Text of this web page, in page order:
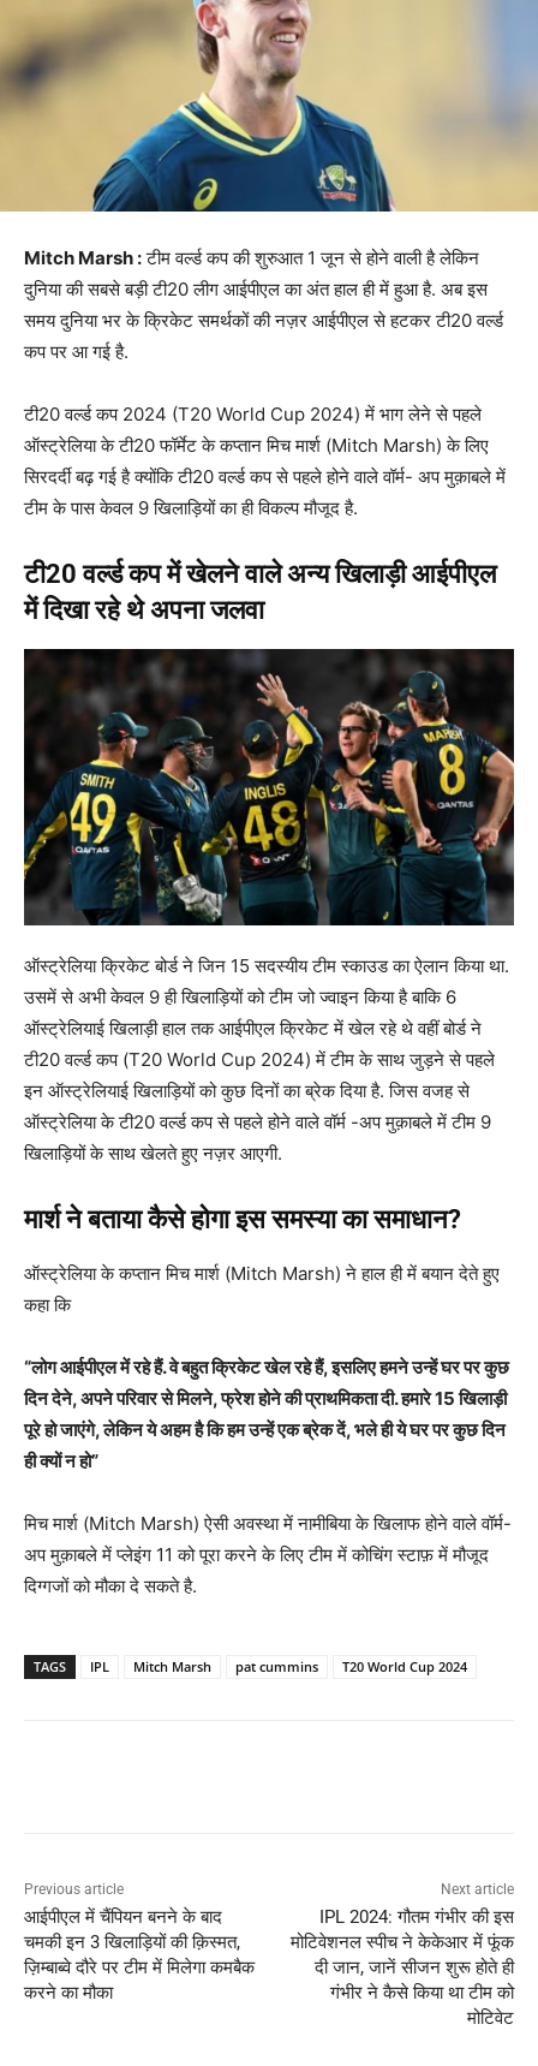
Mitch Marsh :टीम वर्ल्ड कप की शुरुआत 1 जून से होने वाली है लेकिन
दुनिया की सबसे बड़ी टी20 लीग आईपीएल का अंत हाल ही में हुआ है. अब इस
समय दुनिया भर के क्रिकेट समर्थकों की नज़र आईपीएल से हटकर टी20 वर्ल्ड
कप पर आ गई है.
टी20 वर्ल्ड कप 2024 (T20 World Cup 2024) में भाग लेने से पहले
ऑस्ट्रेलिया के टी20 फॉर्मेट के कप्तान मिच मार्श (Mitch Marsh) के लिए
सिरदर्दी बढ़ गई है क्योंकि टी20 वर्ल्ड कप से पहले होने वाले वॉर्म- अप मुक़ाबले में
टीम के पास केवल 9 खिलाड़ियों का ही विकल्प मौजूद है.
टी20 वर्ल्ड कप में खेलने वाले अन्य खिलाड़ी आईपीएल
में दिखा रहे थे अपना जलवा
ऑस्ट्रेलिया क्रिकेट बोर्ड ने जिन 15 सदस्यीय टीम स्काउड का ऐलान किया था.
उसमें से अभी केवल 9 ही खिलाड़ियों को टीम जो ज्वाइन किया है बाकि 6
ऑस्ट्रेलियाई खिलाड़ी हाल तक आईपीएल क्रिकेट में खेल रहे थे वहीं बोर्ड ने
टी20 वर्ल्ड कप (T20 World Cup 2024) में टीम के साथ जुड़ने से पहले
इन ऑस्ट्रेलियाई खिलाड़ियों को कुछ दिनों का ब्रेक दिया है. जिस वजह से
ऑस्ट्रेलिया के टी20 वर्ल्ड कप से पहले होने वाले वॉर्म -अप मुक़ाबले में टीम 9
खिलाड़ियों के साथ खेलते हुए नज़र आएगी.
मार्श ने बताया कैसे होगा इस समस्या का समाधान?
ऑस्ट्रेलिया के कप्तान मिच मार्श (Mitch Marsh) ने हाल ही में बयान देते हुए
कहा कि
“लोग आईपीएल में रहे हैं. वे बहुत क्रिकेट खेल रहे हैं, इसलिए हमने उन्हें घर पर कुछ
दिन देने, अपने परिवार से मिलने, फ्रेश होने की प्राथमिकता दी. हमारे 15 खिलाड़ी
पूरे हो जाएंगे, लेकिन ये अहम है कि हम उन्हें एक ब्रेक दें, भले ही ये घर पर कुछ दिन
ही क्यों न हो”
मिच मार्श (Mitch Marsh) ऐसी अवस्था में नामीबिया के खिलाफ होने वाले वॉर्म-
अप मुक़ाबले में प्लेइंग 11 को पूरा करने के लिए टीम में कोचिंग स्टाफ़ में मौजूद
दिग्गजों को मौका दे सकते है.
TAGS IPL Mitch Marsh pat cummins T20 World Cup 2024
Previous article
आईपीएल में चैंपियन बनने के बाद
चमकी इन 3 खिलाड़ियों की क़िस्मत,
ज़िम्बाब्वे दौरे पर टीम में मिलेगा कमबैक
करने का मौका
Next article
IPL 2024: गौतम गंभीर की इस
मोटिवेशनल स्पीच ने केकेआर में फूंक
दी जान, जानें सीजन शुरू होते ही
गंभीर ने कैसे किया था टीम को
मोटिवेट